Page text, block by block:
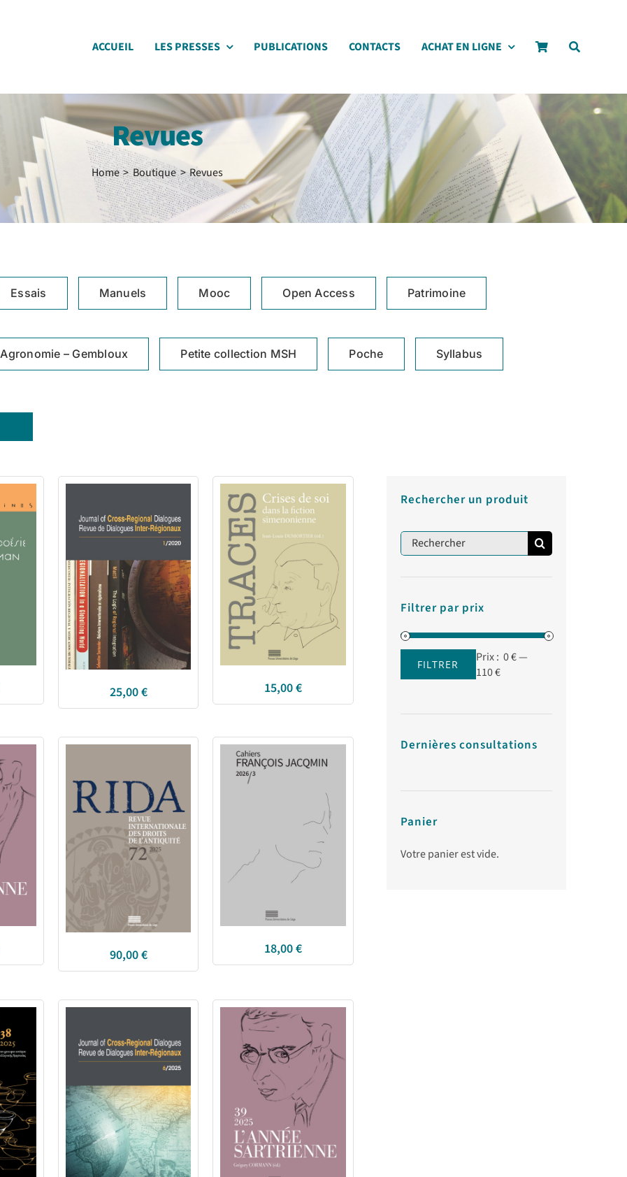
ACCUEIL LES PRESSES PUBLICATIONS CONTACTS ACHAT EN LIGNE
Revues
Home Boutique Revues
Essais Manuels Mooc Open Access Patrimoine
Agronomie – Gembloux Petite collection MSH Poche Syllabus
Regional
Revue de
dialogues inter-
régionaux –
25,00€
la fiction
15,00€
internationale
des droits de
l’antiquité 72
90,00€ 18,00€
Journal of Cross-
Regional
Dialogues Revue
de Dialogues
Inter-Régionaux
Rechercher un produit
Rechercher:
Filtrer par prix
FILTRER Prix : 0 €—
110 €
Dernières consultations
Panier
Votre panier est vide.